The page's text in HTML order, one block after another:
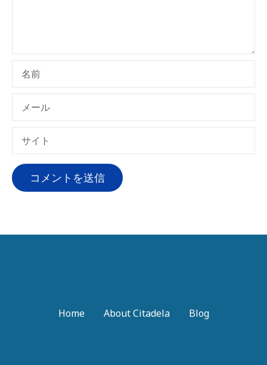
名前
メール
サイト
Home About Citadela Blog